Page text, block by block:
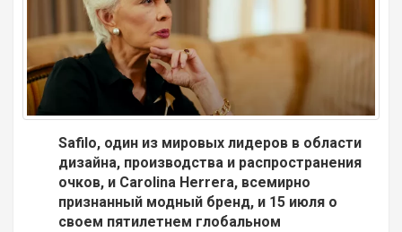
Safilo, один из мировых лидеров в области
дизайна, производства и распространения
очков, и Carolina Herrera, всемирно
признанный модный бренд, и 15 июля о
своем пятилетнем глобальном